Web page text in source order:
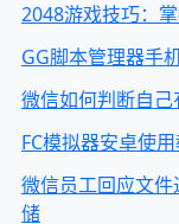
2048游戏技巧：
GG脚本管理器手
微信如何判断自己
FC模拟器安卓使
微信员工回应文
储